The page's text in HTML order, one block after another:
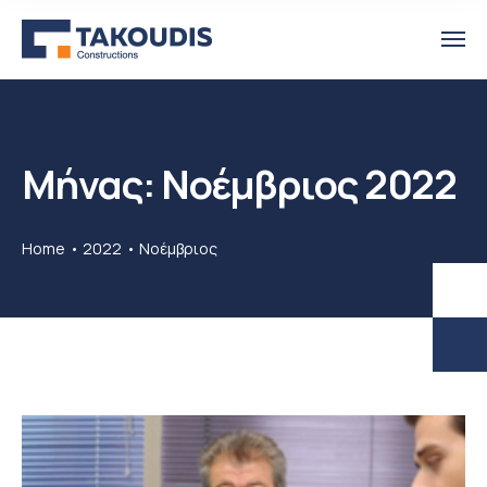
Μήνας: Νοέμβριος 2022
Home 2022 Νοέμβριος